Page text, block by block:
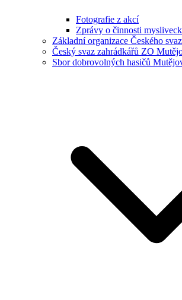
Fotografie z akcí
Zprávy o činnosti
Základní organizace Českého
Český svaz zahrádkářů ZO
Sbor dobrovolných hasičů